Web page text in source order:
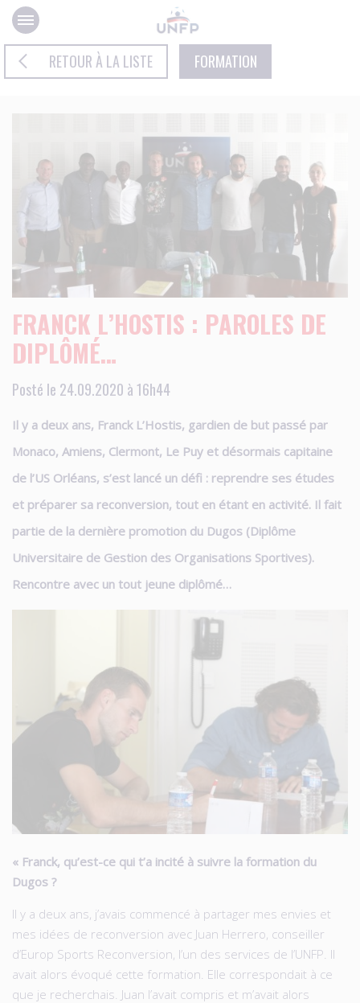
Panneau de gestion des cookies
RETOUR À LA LISTE FORMATION
FRANCK L’HOSTIS : PAROLES DE
DIPLÔMÉ…
Posté le 24.09.2020 à 16h44
Il y a deux ans, Franck L’Hostis, gardien de but passé par
Monaco, Amiens, Clermont, Le Puy et désormais capitaine
de l’US Orléans, s’est lancé un défi : reprendre ses études
et préparer sa reconversion, tout en étant en activité. Il fait
partie de la dernière promotion du Dugos (Diplôme
Universitaire de Gestion des Organisations Sportives).
Rencontre avec un tout jeune diplômé…
« Franck, qu’est-ce qui t’a incité à suivre la formation du
Dugos ?
Il y a deux ans, j’avais commencé à partager mes envies et
mes idées de reconversion avec Juan Herrero, conseiller
d’Europ Sports Reconversion, l’un des services de l’UNFP. Il
avait alors évoqué cette formation. Elle correspondait à ce
que je recherchais. Juan l’avait compris et m’avait alors